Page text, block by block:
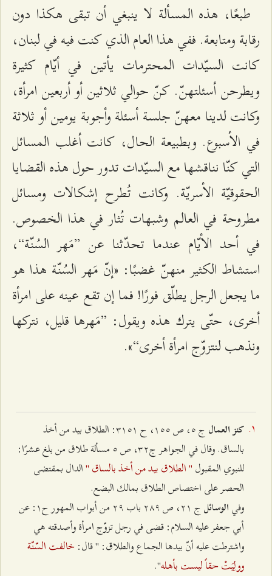
طبعًا، هذه المسألة لا ينبغي أن تبقى هكذا دون
رقابة ومتابعة. ففي هذا العام الذي كنت فيه في لبنان،
كانت السيّدات المحترمات يأتين في أيّام كثيرة
ويطرحن أسئلتهنّ. كنّ حوالي ثلاثين أو أربعين امرأة،
وكانت لدينا معهنّ جلسة أسئلة وأجوبة يومين أو ثلاثة
في الأسبوع. وبطبيعة الحال، كانت أغلب المسائل
التي كنّا نناقشها مع السيّدات تدور حول هذه القضايا
الحقوقيّة الأسريّة. وكانت تُطرح إشكالات ومسائل
مطروحة في العالم وشبهات تُثار في هذا الخصوص.
في أحد الأيّام عندما تحدّثنا عن ”مَهر السُنّة“،
استشاط الكثير منهنّ غضبًا: «إنّ مَهر السُنّة هذا هو
ما يجعل الرجل يطلّق فورًا! فما إن تقع عينه على امرأة
أخرى، حتّى يترك هذه ويقول: ”مَهرها قليل، نتركها
ونذهب لنتزوّج امرأة أخرى“».
كنز العمال
ج ٥، ص ۱٥٥، ح ٣۱٥۱: الطلاق بيد من أخذ
بالساق. وقال في الجواهر ج٣٢، ص ٥ مسألة طلاق من بلغ عشرًا:
للنبوي المقبول" الطلاق بيد من أخذ بالساق "الدال بمقتضى
الحصر على اختصاص الطلاق بمالك البضع.
وفي الوسائل
ج ٢۱، ص ٢۸٩ باب ٢٩ من أبواب المهور ح۱: عن
أبي جعفر عليه السلام: قضى في رجل تزوّج امرأة وأصدقته هي
واشترطت عليه أنّ بيدها الجماع والطلاق: " قال:خالفت السّنّة
وولِيَتْ حقاً ليست بأهله".